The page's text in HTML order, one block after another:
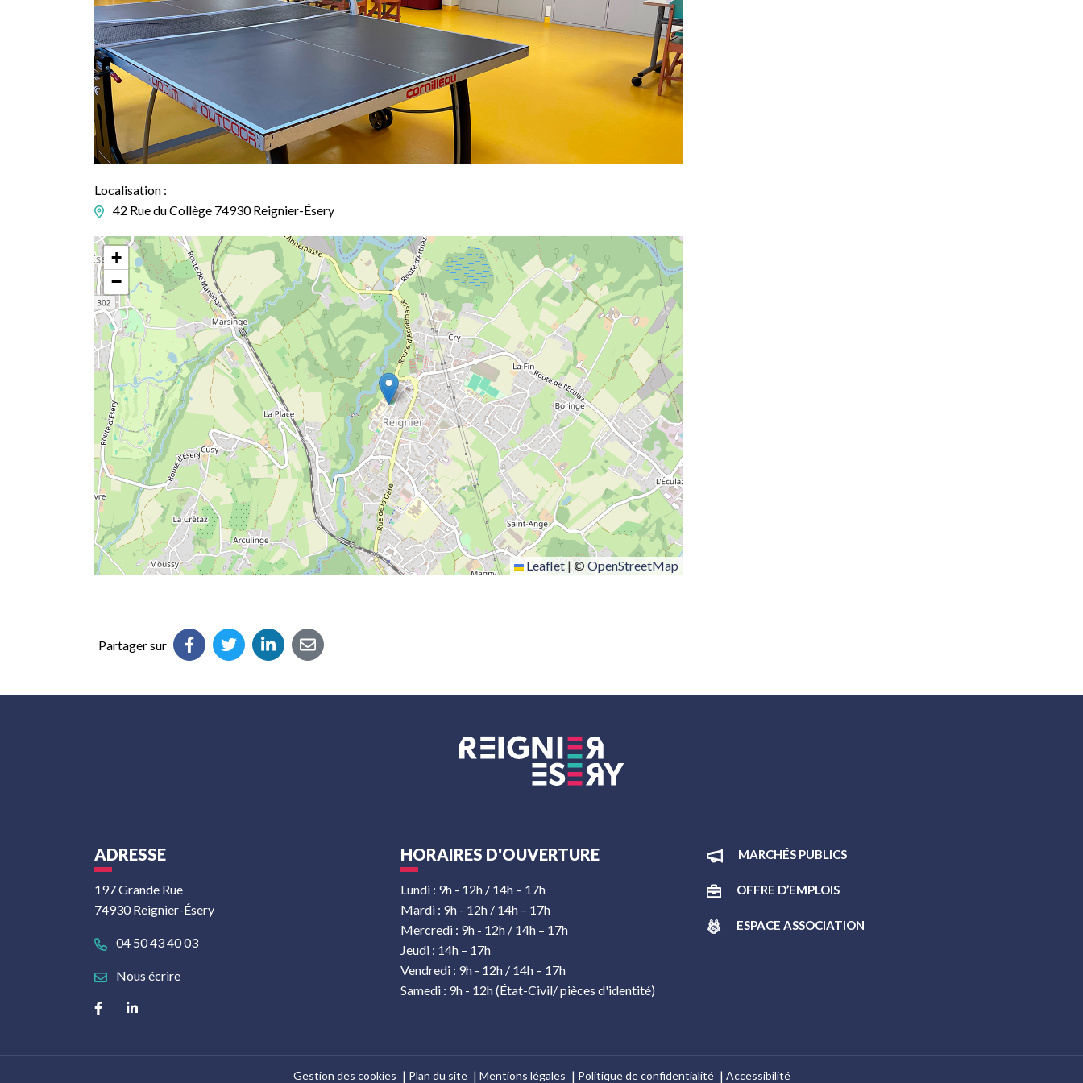
Localisation :
42 Rue du Collège 74930 Reignier-Ésery
+
−
Leaflet |©OpenStreetMap
Partager sur
ADRESSE
197 Grande Rue
74930 Reignier-Ésery
04 50 43 40 03
Nous écrire
Lien vers le compte Facebook
Lien vers le compte Linkedin
HORAIRES D'OUVERTURE
Lundi : 9h - 12h / 14h – 17h
Mardi : 9h - 12h / 14h – 17h
Mercredi : 9h - 12h / 14h – 17h
Jeudi : 14h – 17h
Vendredi : 9h - 12h / 14h – 17h
Samedi : 9h - 12h (État-Civil/ pièces d'identité)
MARCHÉS PUBLICS
OFFRE D’EMPLOIS
ESPACE ASSOCIATION
Gestion des cookies Plan du site Mentions légales Politique de confidentialité Accessibilité